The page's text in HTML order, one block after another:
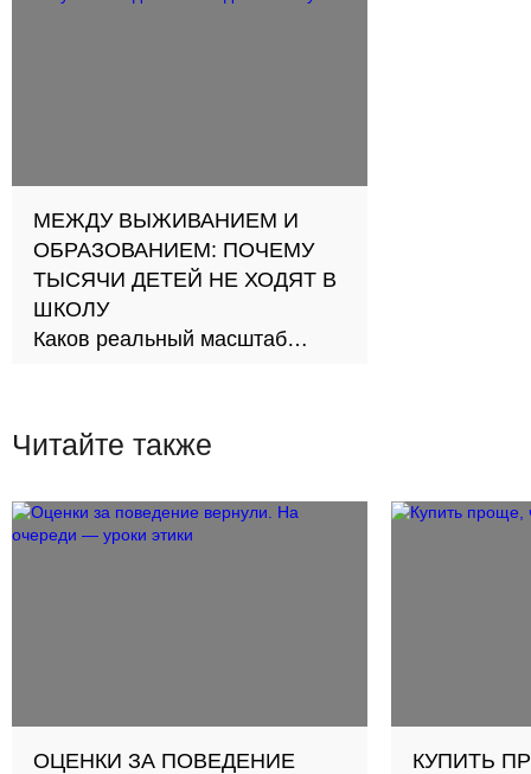
МЕЖДУ ВЫЖИВАНИЕМ И
ОБРАЗОВАНИЕМ: ПОЧЕМУ
ТЫСЯЧИ ДЕТЕЙ НЕ ХОДЯТ В
ШКОЛУ
Каков реальный масштаб
Читайте также
ОЦЕНКИ ЗА ПОВЕДЕНИЕ
КУПИТЬ